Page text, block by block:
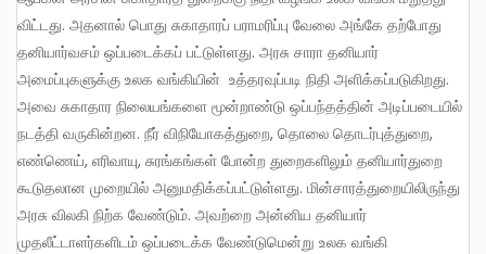
விட்டது. அதனால் பொது சுகாதாரப் பராமரிப்பு வேலை அங்கே தற்போது
தனியார்வசம் ஒப்படைக்கப் பட்டுள்ளது. அரசு சாரா தனியார்
அமைப்புகளுக்கு உலக வங்கியின் உத்தரவுப்படி நிதி அளிக்கப்படுகிறது.
அவை சுகாதார நிலையங்களை மூன்றாண்டு ஒப்பந்தத்தின் அடிப்படையில்
நடத்தி வருகின்றன. நீர் விநியோகத்துறை, தொலை தொடர்புத்துறை,
எண்ணெய், எரிவாயு, சுரங்கங்கள் போன்ற துறைகளிலும் தனியார்துறை
கூடுதலான முறையில் அனுமதிக்கப்பட்டுள்ளது. மின்சாரத்துறையிலிருந்து
அரசு விலகி நிற்க வேண்டும். அவற்றை அன்னிய தனியார்
முதலீட்டாளர்களிடம் ஒப்படைக்க வேண்டுமென்று உலக வங்கி